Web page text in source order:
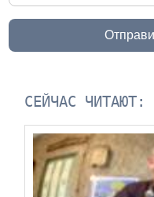
СЕЙЧАС ЧИТАЮТ: